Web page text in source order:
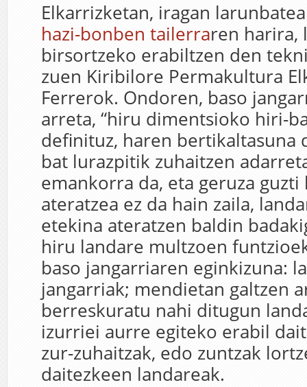
Elkarrizketan, iragan
hazi-bonben tailerraren harira,
birsortzeko erabiltzen den
zuen Kiribilore Permakultura
Ferrerok. Ondoren, baso
arreta, “hiru dimentsioko hiri-
definituz, haren bertikaltasuna
bat lurazpitik zuhaitzen
emankorra da, eta geruza
ateratzea ez da hain zaila,
etekina ateratzen baldin
hiru landare multzoen
baso jangarriaren eginkizuna:
jangarriak; mendietan galtzen
berreskuratu nahi ditugun
izurriei aurre egiteko erabil
zur-zuhaitzak, edo zuntzak
daitezkeen landareak.